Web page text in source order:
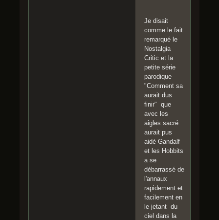
Je disait
comme le fait
remarqué le
Nostalgia
Critic et la
petite série
parodique
"Comment sa
aurait dus
finir" que
avec les
aigles sacré
aurait pus
aidé Gandalf
et les Hobbits
a se
débarrassé de
l'annaux
rapidement et
facilement en
le jetant du
ciel dans la